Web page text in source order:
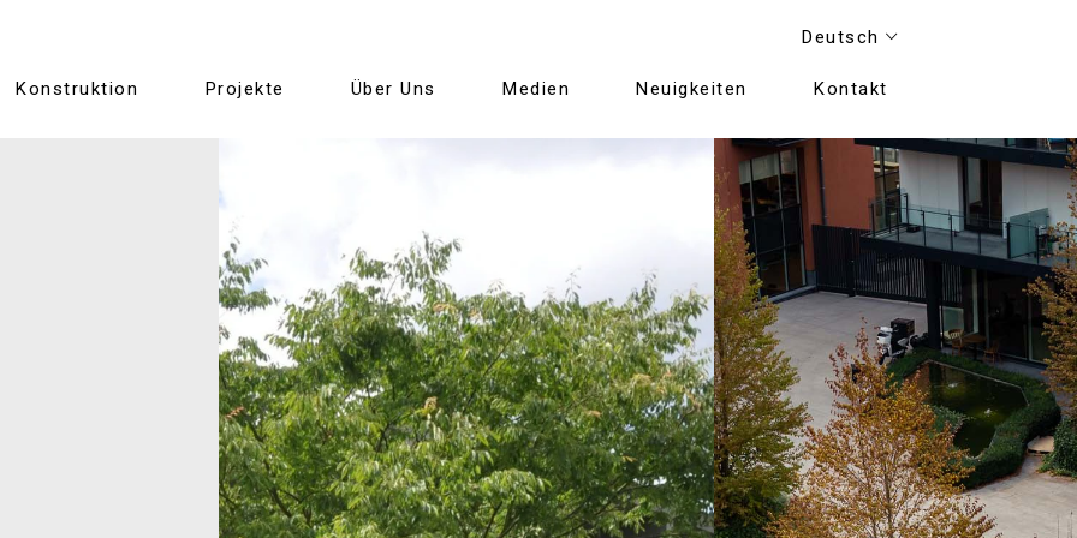
Deutsch
Konstruktion Projekte Über Uns Medien Neuigkeiten Kontakt